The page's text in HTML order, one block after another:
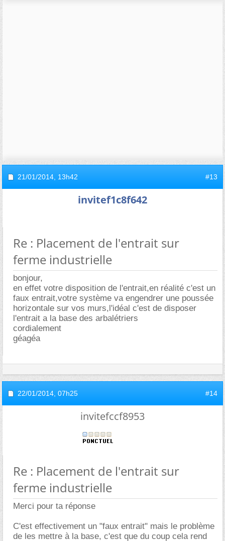
21/01/2014, 13h42 #13
invitef1c8f642
Re : Placement de l'entrait sur
ferme industrielle
bonjour,
en effet votre disposition de l'entrait,en réalité c'est un
faux entrait,votre système va engendrer une poussée
horizontale sur vos murs,l'idéal c'est de disposer
l'entrait a la base des arbalétriers
cordialement
géagéa
22/01/2014, 07h25 #14
invitefccf8953
Re : Placement de l'entrait sur
ferme industrielle
Merci pour ta réponse
C'est effectivement un "faux entrait" mais le problème
de les mettre à la base, c'est que du coup cela rend